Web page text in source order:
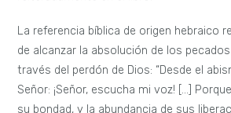
por las elucubraciones sobre la visión
que Octavio escribe en su cuaderno.
En estas reflexiones, se contrasta la
con la idea del «Dios humanizado de las